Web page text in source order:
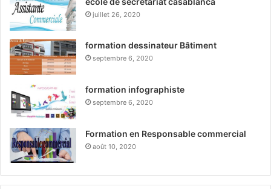
juillet 26, 2020
formation dessinateur Bâtiment
septembre 6, 2020
formation infographiste
septembre 6, 2020
Formation en Responsable commercial
août 10, 2020